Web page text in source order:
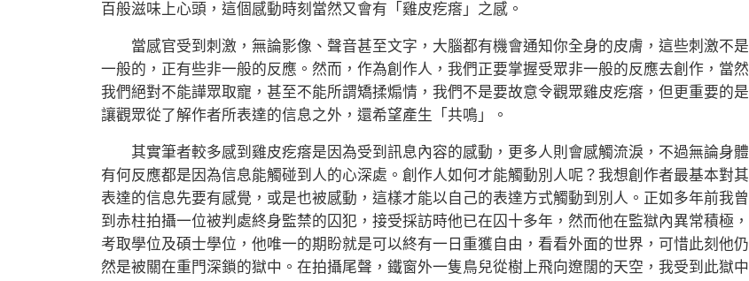
百般滋味上心頭，這個感動時刻當然又會有「雞皮疙瘩」之感。
當感官受到刺激，無論影像、聲音甚至文字，大腦都有機會通知你全身的皮膚，這些刺激不是
一般的，正有些非一般的反應。然而，作為創作人，我們正要掌握受眾非一般的反應去創作，當然
我們絕對不能譁眾取寵，甚至不能所謂矯揉煽情，我們不是要故意令觀眾雞皮疙瘩，但更重要的是
讓觀眾從了解作者所表達的信息之外，還希望產生「共鳴」。
其實筆者較多感到雞皮疙瘩是因為受到訊息內容的感動，更多人則會感觸流淚，不過無論身體
有何反應都是因為信息能觸碰到人的心深處。創作人如何才能觸動別人呢？我想創作者最基本對其
表達的信息先要有感覺，或是也被感動，這樣才能以自己的表達方式觸動到別人。正如多年前我曾
到赤柱拍攝一位被判處終身監禁的囚犯，接受採訪時他已在囚十多年，然而他在監獄內異常積極，
考取學位及碩士學位，他唯一的期盼就是可以終有一日重獲自由，看看外面的世界，可惜此刻他仍
然是被關在重門深鎖的獄中。在拍攝尾聲，鐵窗外一隻鳥兒從樹上飛向遼闊的天空，我受到此獄中